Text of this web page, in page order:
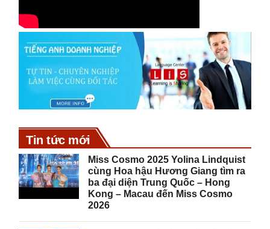
Tin tức mới
Miss Cosmo 2025 Yolina Lindquist
cùng Hoa hậu Hương Giang tìm ra
ba đại diện Trung Quốc – Hong
Kong – Macau đến Miss Cosmo
2026